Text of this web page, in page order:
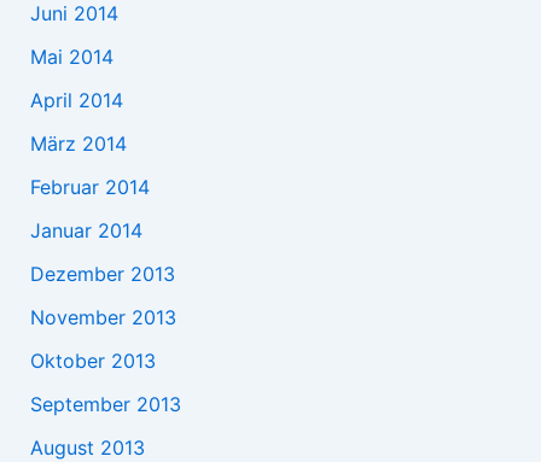
Juni 2014
Mai 2014
April 2014
März 2014
Februar 2014
Januar 2014
Dezember 2013
November 2013
Oktober 2013
September 2013
August 2013